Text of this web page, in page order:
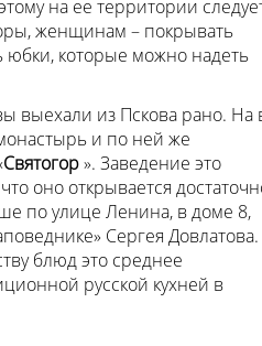
на ее территории
женщинам – покрывать
которые можно надеть
выехали из Пскова рано. На
и по ней же
Святогор». Заведение это
оно открывается
по улице Ленина, в доме 8,
Сергея Довлатова.
блюд это среднее
русской кухней в